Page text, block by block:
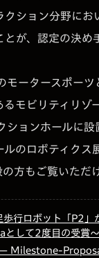
クション分野にお
とが、認定の決め
モータースポーツ
モビリティリゾ
ションホールに設
のロボティクス
方もご覧いただ
行ロボット「P2」
として2度目の受賞～
Milestone-